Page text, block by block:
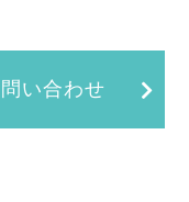
い合わせ